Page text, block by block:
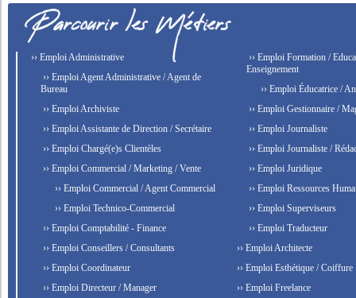
›› Emploi Administrative
›› Emploi Agent Administrative / Agent de
Bureau
›› Emploi Archiviste
›› Emploi Assistante de Direction / Secrétaire
›› Emploi Chargé(e)s Clientèles
›› Emploi Commercial / Marketing / Vente
›› Emploi Commercial / Agent Commercial
›› Emploi Technico-Commercial
›› Emploi Comptabilité - Finance
›› Emploi Conseillers / Consultants
›› Emploi Coordinateur
›› Emploi Directeur / Manager
›› Emploi Formation /
Enseignement
›› Emploi Éducatrice /
›› Emploi Gestionnaire /
›› Emploi Journaliste
›› Emploi Journaliste /
›› Emploi Juridique
›› Emploi Ressources
›› Emploi Superviseurs
›› Emploi Traducteur
›› Emploi Architecte
›› Emploi Esthétique / Coiffure
›› Emploi Freelance